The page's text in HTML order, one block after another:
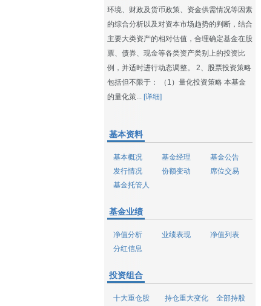
环境、财政及货币政策、资金供需情况等因素
的综合分析以及对资本市场趋势的判断，结合
主要大类资产的相对估值，合理确定基金在股
票、债券、现金等各类资产类别上的投资比
例，并适时进行动态调整。 2、股票投资策略
包括但不限于： （1）量化投资策略 本基金
的量化策... [详细]
基本资料
基本概况 基金经理
基金公告
发行情况
份额变动
席位交易
基金托管人
基金业绩
净值分析 业绩表现
净值列表
分红信息
投资组合
十大重仓股 持仓重大变化
全部持股